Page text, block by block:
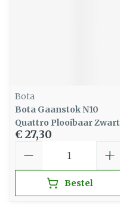
Bota
Bota Gaanstok N10
Quattro Plooibaar Zwart
€ 27,30
Bestel